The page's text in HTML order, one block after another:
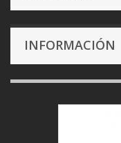
INFORMACIÓN